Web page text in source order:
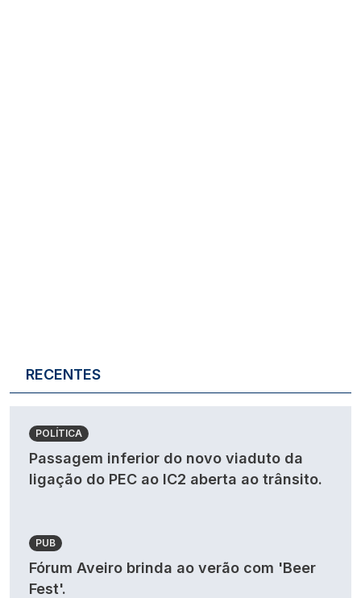
RECENTES
POLÍTICA
Passagem inferior do novo viaduto da
ligação do PEC ao IC2 aberta ao trânsito.
PUB
Fórum Aveiro brinda ao verão com 'Beer
Fest'.